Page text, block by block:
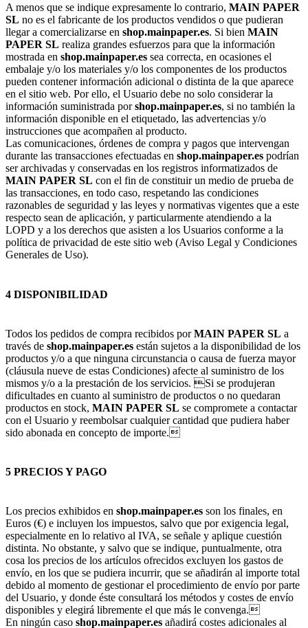
A menos que se indique expresamente lo contrario, MAIN PAPER
SL no es el fabricante de los productos vendidos o que pudieran
llegar a comercializarse en shop.mainpaper.es. Si bien MAIN
PAPER SL realiza grandes esfuerzos para que la información
mostrada en shop.mainpaper.es sea correcta, en ocasiones el
embalaje y/o los materiales y/o los componentes de los productos
pueden contener información adicional o distinta de la que aparece
en el sitio web. Por ello, el Usuario debe no solo considerar la
información suministrada porshop.mainpaper.es, si no también la
información disponible en el etiquetado, las advertencias y/o
instrucciones que acompañen al producto.
Las comunicaciones, órdenes de compra y pagos que intervengan
durante las transacciones efectuadas en shop.mainpaper.es podrían
ser archivadas y conservadas en los registros informatizados de
MAIN PAPER SL con el fin de constituir un medio de prueba de
las transacciones, en todo caso, respetando las condiciones
razonables de seguridad y las leyes y normativas vigentes que a este
respecto sean de aplicación, y particularmente atendiendo a la
LOPD y a los derechos que asisten a los Usuarios conforme a la
política de privacidad de este sitio web (Aviso Legal y Condiciones
Generales de Uso).
4 DISPONIBILIDAD
Todos los pedidos de compra recibidos porMAIN PAPER SL a
través de shop.mainpaper.es están sujetos a la disponibilidad de los
productos y/o a que ninguna circunstancia o causa de fuerza mayor
(cláusula nueve de estas Condiciones) afecte al suministro de los
mismos y/o a la prestación de los servicios. Si se produjeran
dificultades en cuanto al suministro de productos o no quedaran
productos en stock, MAIN PAPER SL se compromete a contactar
con el Usuario y reembolsar cualquier cantidad que pudiera haber
sido abonada en concepto de importe.
5 PRECIOS Y PAGO
Los precios exhibidos en shop.mainpaper.es son los finales, en
Euros (€) e incluyen los impuestos, salvo que por exigencia legal,
especialmente en lo relativo al IVA, se señale y aplique cuestión
distinta. No obstante, y salvo que se indique, puntualmente, otra
cosa los precios de los artículos ofrecidos excluyen los gastos de
envío, en los que se pudiera incurrir, que se añadirán al importe total
debido al momento de gestionar el procedimiento de envío por parte
del Usuario, y donde éste consultará los métodos y costes de envío
disponibles y elegirá libremente el que más le convenga.
En ningún caso shop.mainpaper.es añadirá costes adicionales al